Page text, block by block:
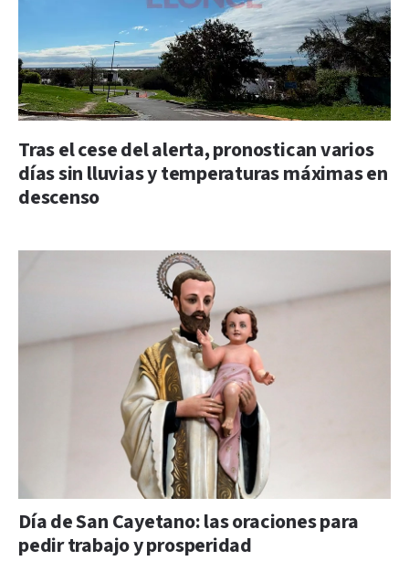
Tras el cese del alerta, pronostican varios
días sin lluvias y temperaturas máximas en
descenso
Día de San Cayetano: las oraciones para
pedir trabajo y prosperidad